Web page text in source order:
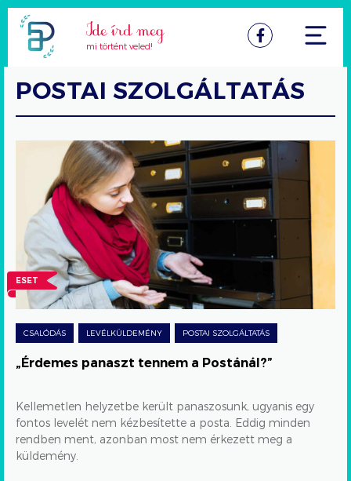
mi történt veled! Facebook
POSTAI SZOLGÁLTATÁS
„Érdemes
panaszt
tennem
Postánál?”
ESET
CSALÓDÁS LEVÉLKÜLDEMÉNY POSTAI SZOLGÁLTATÁS
„Érdemes panaszt tennem a Postánál?”
Kellemetlen helyzetbe került panaszosunk, ugyanis egy
fontos levelét nem kézbesítette a posta. Eddig minden
rendben ment, azonban most nem érkezett meg a
küldemény.